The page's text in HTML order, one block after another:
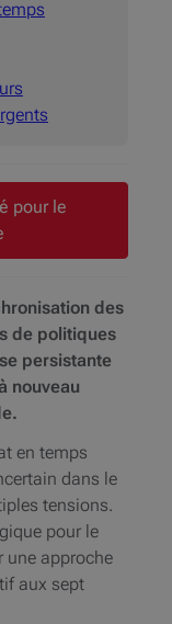
pour le
des
de politiques
persistante
nouveau
en temps
dans le
tensions.
pour le
une approche
aux sept